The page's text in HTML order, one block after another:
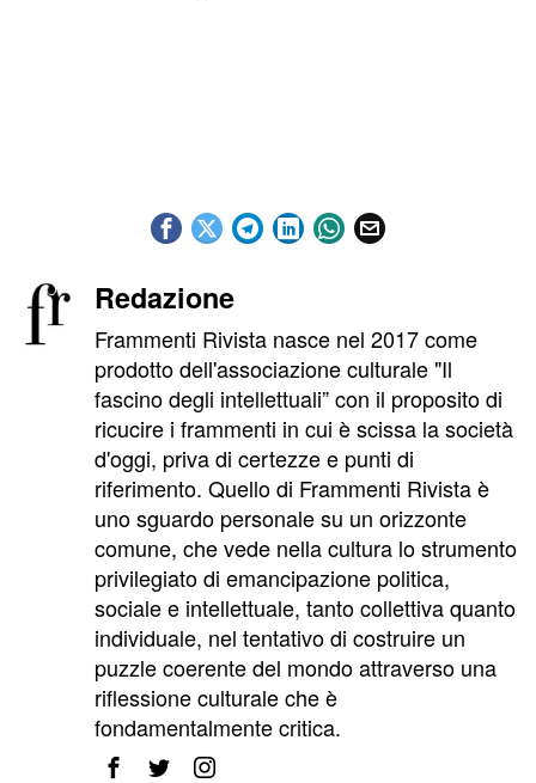
Redazione
Frammenti Rivista nasce nel 2017 come
prodotto dell'associazione culturale "Il
fascino degli intellettuali” con il proposito di
ricucire i frammenti in cui è scissa la società
d'oggi, priva di certezze e punti di
riferimento. Quello di Frammenti Rivista è
uno sguardo personale su un orizzonte
comune, che vede nella cultura lo strumento
privilegiato di emancipazione politica,
sociale e intellettuale, tanto collettiva quanto
individuale, nel tentativo di costruire un
puzzle coerente del mondo attraverso una
riflessione culturale che è
fondamentalmente critica.